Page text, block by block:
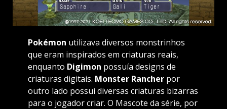
Pokémon utilizava diversos monstrinhos
que eram inspirados em criaturas reais,
enquanto Digimon possuía designs de
criaturas digitais. Monster Rancherpor
outro lado possui diversas criaturas bizarras
para o jogador criar. O Mascote da série, por